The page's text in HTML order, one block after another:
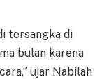
tersangka di
bulan karena
ujar Nabilah